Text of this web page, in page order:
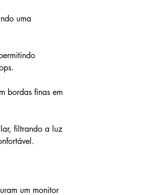
uma
bordas finas em
filtrando a luz
um monitor